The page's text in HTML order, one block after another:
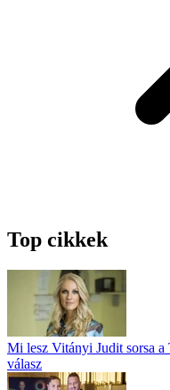
Top cikkek
Mi lesz Vitányi Judit sorsa
válasz